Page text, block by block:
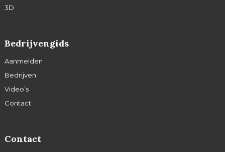
3D
Bedrijvengids
Aanmelden
Bedrijven
Video’s
Contact
Contact